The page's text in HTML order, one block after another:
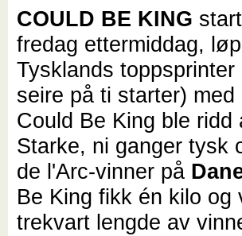
COULD BE KING
fredag ettermiddag,
Tysklands toppsprinter
seire på ti starter)
Could Be King ble ridd
Starke, ni ganger tysk
de l'Arc-vinner på
Be King fikk én kilo og
trekvart lengde av